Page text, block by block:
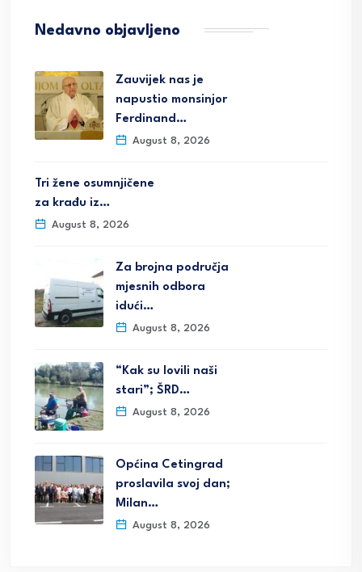
Nedavno objavljeno
Zauvijek nas je
napustio monsinjor
Ferdinand…
August 8, 2026
Tri žene osumnjičene
za krađu iz…
August 8, 2026
Za brojna područja
mjesnih odbora
idući…
August 8, 2026
“Kak su lovili naši
stari”; ŠRD…
August 8, 2026
Općina Cetingrad
proslavila svoj dan;
Milan…
August 8, 2026